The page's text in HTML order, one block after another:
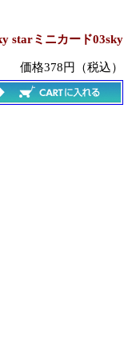
starミニカード03sky
価格378円（税込）